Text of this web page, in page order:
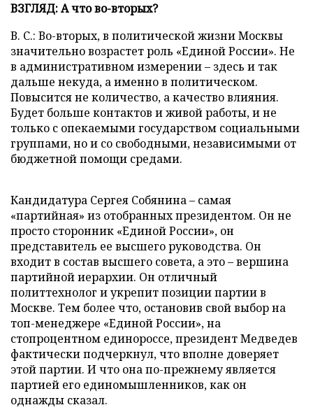
ВЗГЛЯД: А что во-вторых?
В. С.: Во-вторых, в политической жизни Москвы
значительно возрастет роль «Единой России». Не
в административном измерении – здесь и так
дальше некуда, а именно в политическом.
Повысится не количество, а качество влияния.
Будет больше контактов и живой работы, и не
только с опекаемыми государством социальными
группами, но и со свободными, независимыми от
бюджетной помощи средами.
Кандидатура Сергея Собянина – самая
«партийная» из отобранных президентом. Он не
просто сторонник «Единой России», он
представитель ее высшего руководства. Он
входит в состав высшего совета, а это – вершина
партийной иерархии. Он отличный
политтехнолог и укрепит позиции партии в
Москве. Тем более что, остановив свой выбор на
топ-менеджере «Единой России», на
стопроцентном единороссе, президент Медведев
фактически подчеркнул, что вполне доверяет
этой партии. И что она по-прежнему является
партией его единомышленников, как он
однажды сказал.